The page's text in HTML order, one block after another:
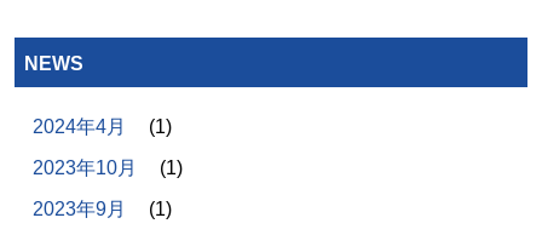
NEWS
2024年4月
(1)
2023年10月
(1)
2023年9月
(1)